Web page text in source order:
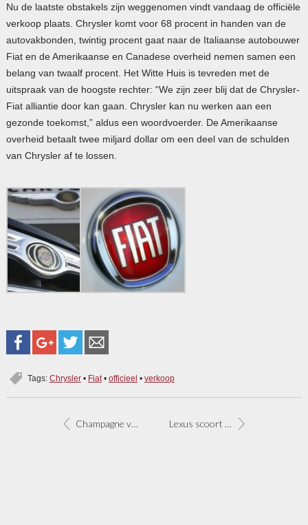
Nu de laatste obstakels zijn weggenomen vindt vandaag de officiële
verkoop plaats. Chrysler komt voor 68 procent in handen van de
autovakbonden, twintig procent gaat naar de Italiaanse autobouwer
Fiat en de Amerikaanse en Canadese overheid nemen samen een
belang van twaalf procent. Het Witte Huis is tevreden met de
uitspraak van de hoogste rechter: “We zijn zeer blij dat de Chrysler-
Fiat alliantie door kan gaan. Chrysler kan nu werken aan een
gezonde toekomst,” aldus een woordvoerder. De Amerikaanse
overheid betaalt twee miljard dollar om een deel van de schulden
van Chrysler af te lossen.
Tags: Chrysler• Fiat• officieel • verkoop
Champagne voor Chrysler en Fiat Lexus scoort in Brits tevredenheidsonderzoek